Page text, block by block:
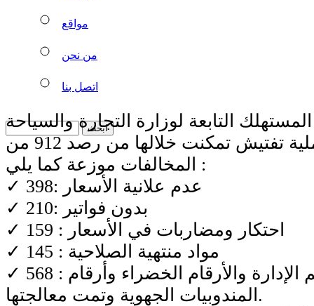
مواقع
من نحن
اتصل بنا
التابعة لوزارة التجارة والسياحة
ب 2880 عملية تفتيش تمكنت خلالها من رصد 912 من
المخالفات موزعة كما يلي :
✓ 398: عدم علانية الأسعار
✓ 210: بدون فواتير
✓ 159 : احتكار ومضاربات في الأسعار
✓ 145 : مواد منتهية الصلاحية
✓ 568 : شكاية وصلت رقم الإدارة والأرقام الخضراء وأرقام
المندوبيات الجهوية وتمت معالجتها.